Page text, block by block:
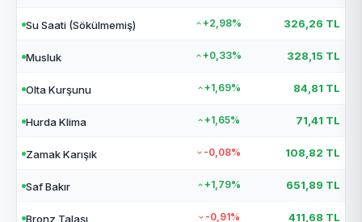
Su Saati (Sökülmemiş) +2,98% 326,26 TL
Musluk +0,33% 328,15 TL
Olta Kurşunu +1,69% 84,81 TL
Hurda Klima +1,65% 71,41 TL
Zamak Karışık -0,08% 108,82 TL
Saf Bakır +1,79% 651,89 TL
Bronz Talaşı -0,91% 411,68 TL